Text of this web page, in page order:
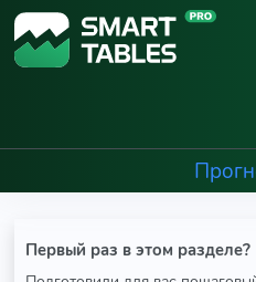
Первый раз в этом разделе?